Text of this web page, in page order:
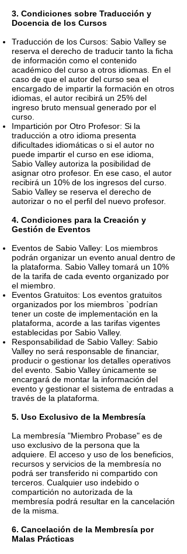
3. Condiciones sobre Traducción y
Docencia de los Cursos
Traducción de los Cursos: Sabio Valley se
reserva el derecho de traducir tanto la ficha
de información como el contenido
académico del curso a otros idiomas. En el
caso de que el autor del curso sea el
encargado de impartir la formación en otros
idiomas, el autor recibirá un 25% del
ingreso bruto mensual generado por el
curso.
Impartición por Otro Profesor: Si la
traducción a otro idioma presenta
dificultades idiomáticas o si el autor no
puede impartir el curso en ese idioma,
Sabio Valley autoriza la posibilidad de
asignar otro profesor. En ese caso, el autor
recibirá un 10% de los ingresos del curso.
Sabio Valley se reserva el derecho de
autorizar o no el perfil del nuevo profesor.
4. Condiciones para la Creación y
Gestión de Eventos
Eventos de Sabio Valley: Los miembros
podrán organizar un evento anual dentro de
la plataforma. Sabio Valley tomará un 10%
de la tarifa de cada evento organizado por
el miembro.
Eventos Gratuitos: Los eventos gratuitos
organizados por los miembros `podrían
tener un coste de implementación en la
plataforma, acorde a las tarifas vigentes
establecidas por Sabio Valley.
Responsabilidad de Sabio Valley: Sabio
Valley no será responsable de financiar,
producir o gestionar los detalles operativos
del evento. Sabio Valley únicamente se
encargará de montar la información del
evento y gestionar el sistema de entradas a
través de la plataforma.
5. Uso Exclusivo de la Membresía
La membresía "Miembro Probase" es de
uso exclusivo de la persona que la
adquiere. El acceso y uso de los beneficios,
recursos y servicios de la membresía no
podrá ser transferido ni compartido con
terceros. Cualquier uso indebido o
compartición no autorizada de la
membresía podrá resultar en la cancelación
de la misma.
6. Cancelación de la Membresía por
Malas Prácticas